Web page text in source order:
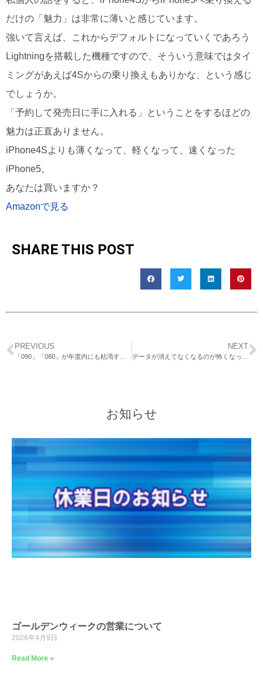
だけの「魅力」は非常に薄いと感じています。
強いて言えば、これからデフォルトになっていくであろう
Lightningを搭載した機種ですので、そういう意味ではタイ
ミングがあえば4Sからの乗り換えもありかな、という感じ
でしょうか。
「予約して発売日に手に入れる」ということをするほどの
魅力は正直ありません。
iPhone4Sよりも薄くなって、軽くなって、速くなった
iPhone5。
あなたは買いますか？
Amazonで見る
SHARE THIS POST
PREVIOUS NEXT
お知らせ
ゴールデンウィークの営業について
2026年4月9日
Read More »